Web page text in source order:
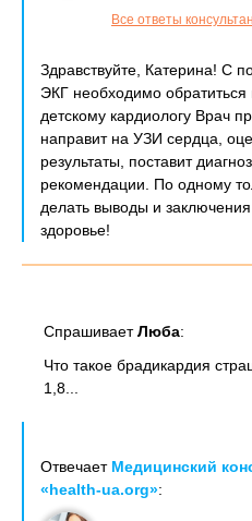
Все ответы
Здравствуйте, Катерина! С
ЭКГ необходимо
детскому кардиологу Врач
направит на УЗИ сердца,
результаты, поставит
рекомендации. По одному
делать выводы и
здоровье!
СпрашиваетЛюба:
Что такое брадикардия
1,8...
Отвечает Медицинский
«health-ua.org»: